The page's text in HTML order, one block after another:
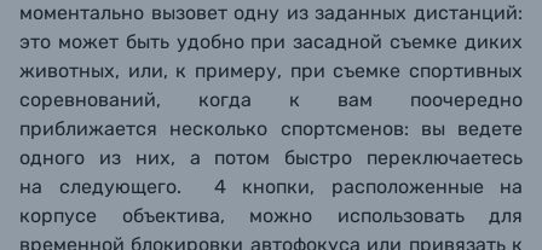
моментально вызовет одну из заданных дистанций:
это может быть удобно при засадной съемке диких
животных, или, к примеру, при съемке спортивных
соревнований, когда к вам поочередно
приближается несколько спортсменов: вы ведете
одного из них, а потом быстро переключаетесь
на следующего. 4 кнопки, расположенные на
корпусе объектива, можно использовать для
временной блокировки автофокуса или привязать к